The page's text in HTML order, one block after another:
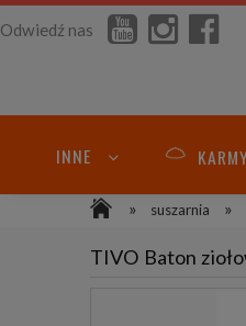
Odwiedź nas
INNE
» suszarnia »
TIVO Baton